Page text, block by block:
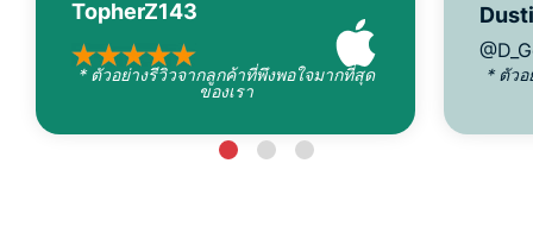
TopherZ143
* ตัวอย่างรีวิวจากลูกค้าที่พึงพอใจมากที่สุด
ของเรา
* ตัวอ